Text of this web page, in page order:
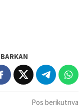
Pos berikutnya